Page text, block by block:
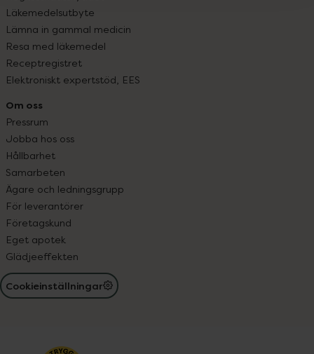
Läkemedelsutbyte
Lämna in gammal medicin
Resa med läkemedel
Receptregistret
Elektroniskt expertstöd, EES
Om oss
Pressrum
Jobba hos oss
Hållbarhet
Samarbeten
Ägare och ledningsgrupp
För leverantörer
Företagskund
Eget apotek
Glädjeeffekten
Cookieinställningar